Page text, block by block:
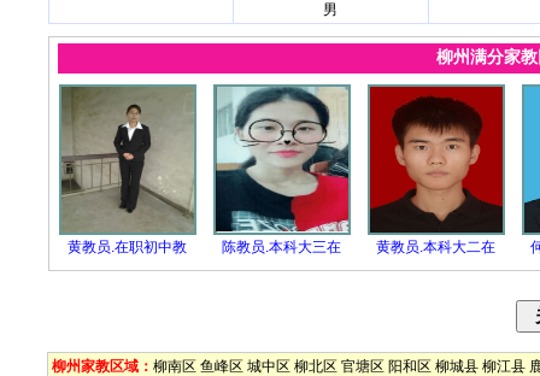
男
柳州满分家
黄教员.在职初中教 陈教员.本科大三在 黄教员.本科大二在
柳州家教区域： 柳南区 鱼峰区 城中区 柳北区 官塘区 阳和区 柳城县 柳江县